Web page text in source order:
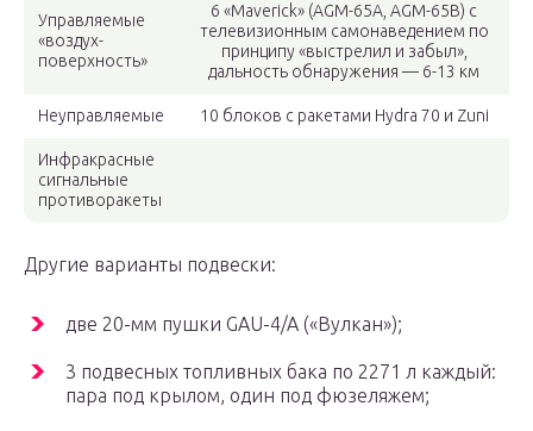
Управляемые
«воздух-
поверхность»
6 «Maverick» (AGM-65A, AGM-65B) c
телевизионным самонаведением по
принципу «выстрелил и забыл»,
дальность обнаружения — 6-13 км
Неуправляемые 10 блоков с ракетами Hydra 70 и Zuni
Инфракрасные
сигнальные
противоракеты
Другие варианты подвески:
две 20-мм пушки GAU-4/A («Вулкан»);
3 подвесных топливных бака по 2271 л каждый:
пара под крылом, один под фюзеляжем;